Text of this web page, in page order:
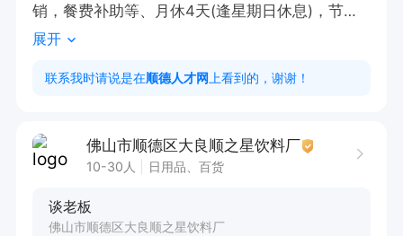
销，餐费补助等、月休4天(逢星期日休息)，节假
日有放假。
工作时间：周一至周六早上8点半至晚上5点半，
4点半有空)，(只接受面谈，请打电话约时间)电
展开
联系我时请说是在顺德人才网 上看到的，谢谢！
佛山市顺德区大良顺之星饮料厂
10-30人 日用品、百货
谈老板
佛山市顺德区大良顺之星饮料厂